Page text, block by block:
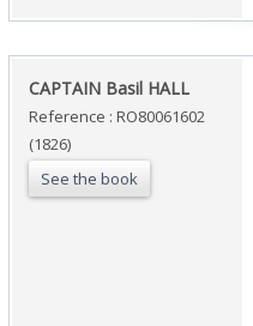
‎CAPTAIN Basil HALL‎
Reference : RO80061602
(1826)
See the book